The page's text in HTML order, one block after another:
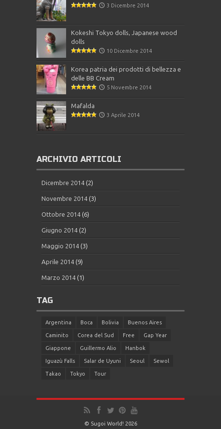
3 Dicembre 2014
Kokeshi Tokyo dolls, Japanese wood
dolls
10 Dicembre 2014
Korea patria dei prodotti di bellezza e
delle BB Cream
5 Novembre 2014
Mafalda
3 Aprile 2014
ARCHIVIO ARTICOLI
Dicembre 2014 (2)
Novembre 2014 (3)
Ottobre 2014 (6)
Giugno 2014 (2)
Maggio 2014 (3)
Aprile 2014 (9)
Marzo 2014 (1)
TAG
Argentina Boca Bolivia Buenos Aires
Caminito Corea del Sud Free Gap Year
Giappone Guillermo Alio Hanbok
Iguazù Falls Salar de Uyuni Seoul Sewol
Takao Tokyo Tour
© Sugoi World! 2026